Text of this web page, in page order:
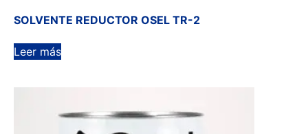
SOLVENTE REDUCTOR OSEL TR-2
Leer más